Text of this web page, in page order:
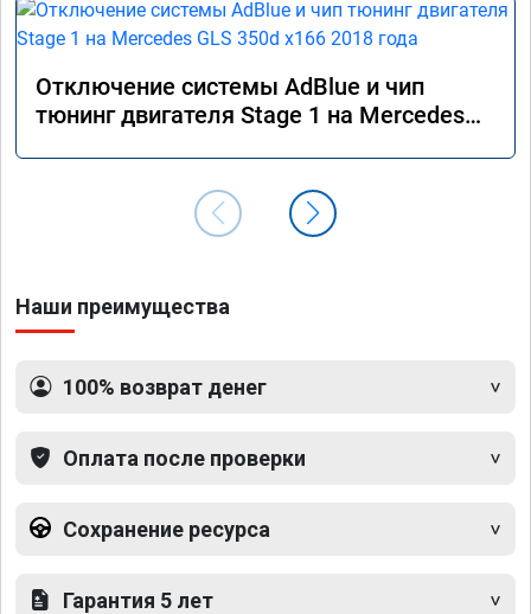
Отключение системы AdBlue и чип
тюнинг двигателя Stage 1 на Mercedes
Наши преимущества
100% возврат денег
Оплата после проверки
Сохранение ресурса
Гарантия 5 лет